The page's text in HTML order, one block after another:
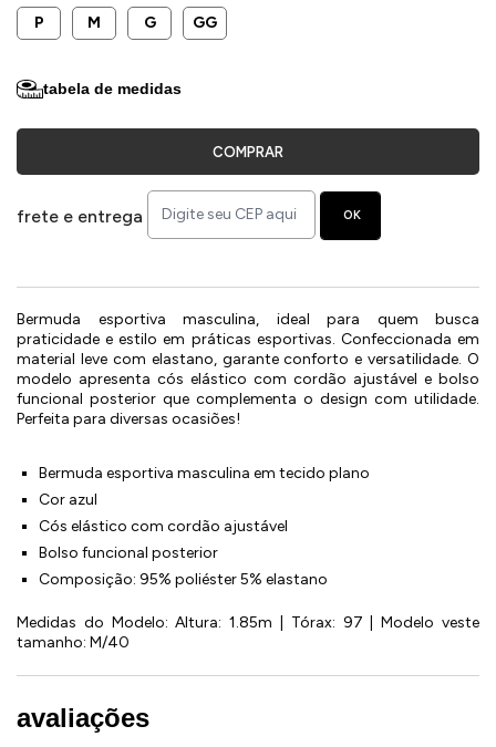
P
M G GG
tabela de medidas
COMPRAR
frete e entrega OK
Bermuda esportiva masculina, ideal para quem busca
praticidade e estilo em práticas esportivas. Confeccionada em
material leve com elastano, garante conforto e versatilidade. O
modelo apresenta cós elástico com cordão ajustável e bolso
funcional posterior que complementa o design com utilidade.
Perfeita para diversas ocasiões!
Bermuda esportiva masculina em tecido plano
Cor azul
Cós elástico com cordão ajustável
Bolso funcional posterior
Composição: 95% poliéster 5% elastano
Medidas do Modelo: Altura: 1.85m | Tórax: 97 | Modelo veste
tamanho: M/40
avaliações